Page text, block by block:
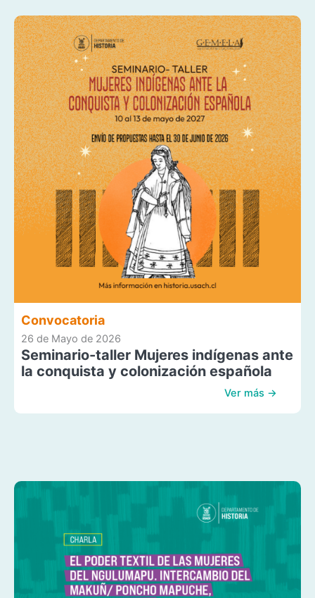
Convocatoria
26 de Mayo de 2026
Seminario-taller Mujeres indígenas ante
la conquista y colonización española
Ver más →